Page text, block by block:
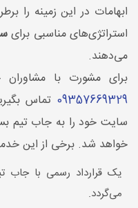
ابهامات در این زمینه را
استراتژی‌های مناسبی برای
می‌دهند.
برای مشورت با
09357669329 تماس
سایت خود را به جاب تیم
خواهد شد. برخی از این
یک قرارداد رسمی با جاب
می‌گردد.